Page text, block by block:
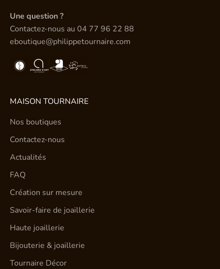
Une question ?
Contactez-nous au 04 77 96 22 88
eboutique@philippetournaire.com
MAISON TOURNAIRE
Nos boutiques
Contactez-nous
Actualités
FAQ
Création sur mesure
Savoir-faire de joaillerie
Haute joaillerie
Bijouterie & joaillerie
Tournaire Décor